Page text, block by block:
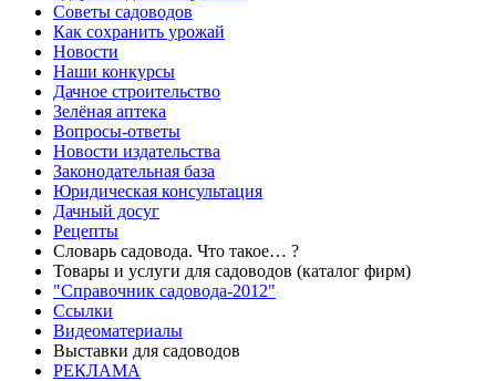
Советы садоводов
Как сохранить урожай
Новости
Наши конкурсы
Дачное строительство
Зелёная аптека
Вопросы-ответы
Новости издательства
Законодательная база
Юридическая консультация
Дачный досуг
Рецепты
Словарь садовода. Что такое… ?
Товары и услуги для садоводов (каталог фирм)
"Справочник садовода-2012"
Ссылки
Видеоматериалы
Выставки для садоводов
РЕКЛАМА